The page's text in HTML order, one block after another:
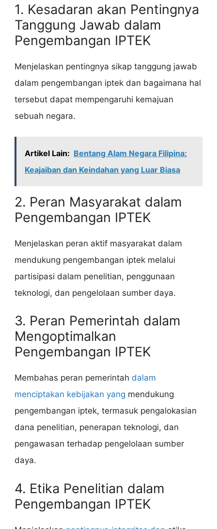
1. Kesadaran akan Pentingnya
Tanggung Jawab dalam
Pengembangan IPTEK
Menjelaskan pentingnya sikap tanggung jawab
dalam pengembangan iptek dan bagaimana hal
tersebut dapat mempengaruhi kemajuan
sebuah negara.
Artikel Lain: Bentang Alam Negara Filipina:
Keajaiban dan Keindahan yang Luar Biasa
2. Peran Masyarakat dalam
Pengembangan IPTEK
Menjelaskan peran aktif masyarakat dalam
mendukung pengembangan iptek melalui
partisipasi dalam penelitian, penggunaan
teknologi, dan pengelolaan sumber daya.
3. Peran Pemerintah dalam
Mengoptimalkan
Pengembangan IPTEK
Membahas peran pemerintah dalam
menciptakan kebijakan yang mendukung
pengembangan iptek, termasuk pengalokasian
dana penelitian, penerapan teknologi, dan
pengawasan terhadap pengelolaan sumber
daya.
4. Etika Penelitian dalam
Pengembangan IPTEK